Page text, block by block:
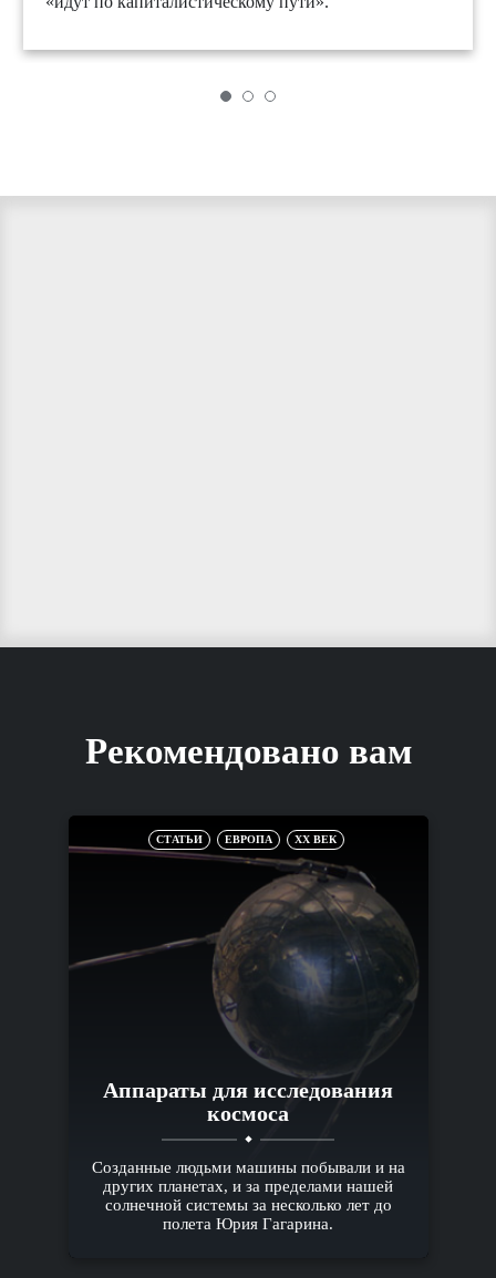
Рекомендовано вам
СТАТЬИ ЕВРОПА XX ВЕК
Аппараты для исследования
космоса
Созданные людьми машины побывали и на
других планетах, и за пределами нашей
солнечной системы за несколько лет до
полета Юрия Гагарина.